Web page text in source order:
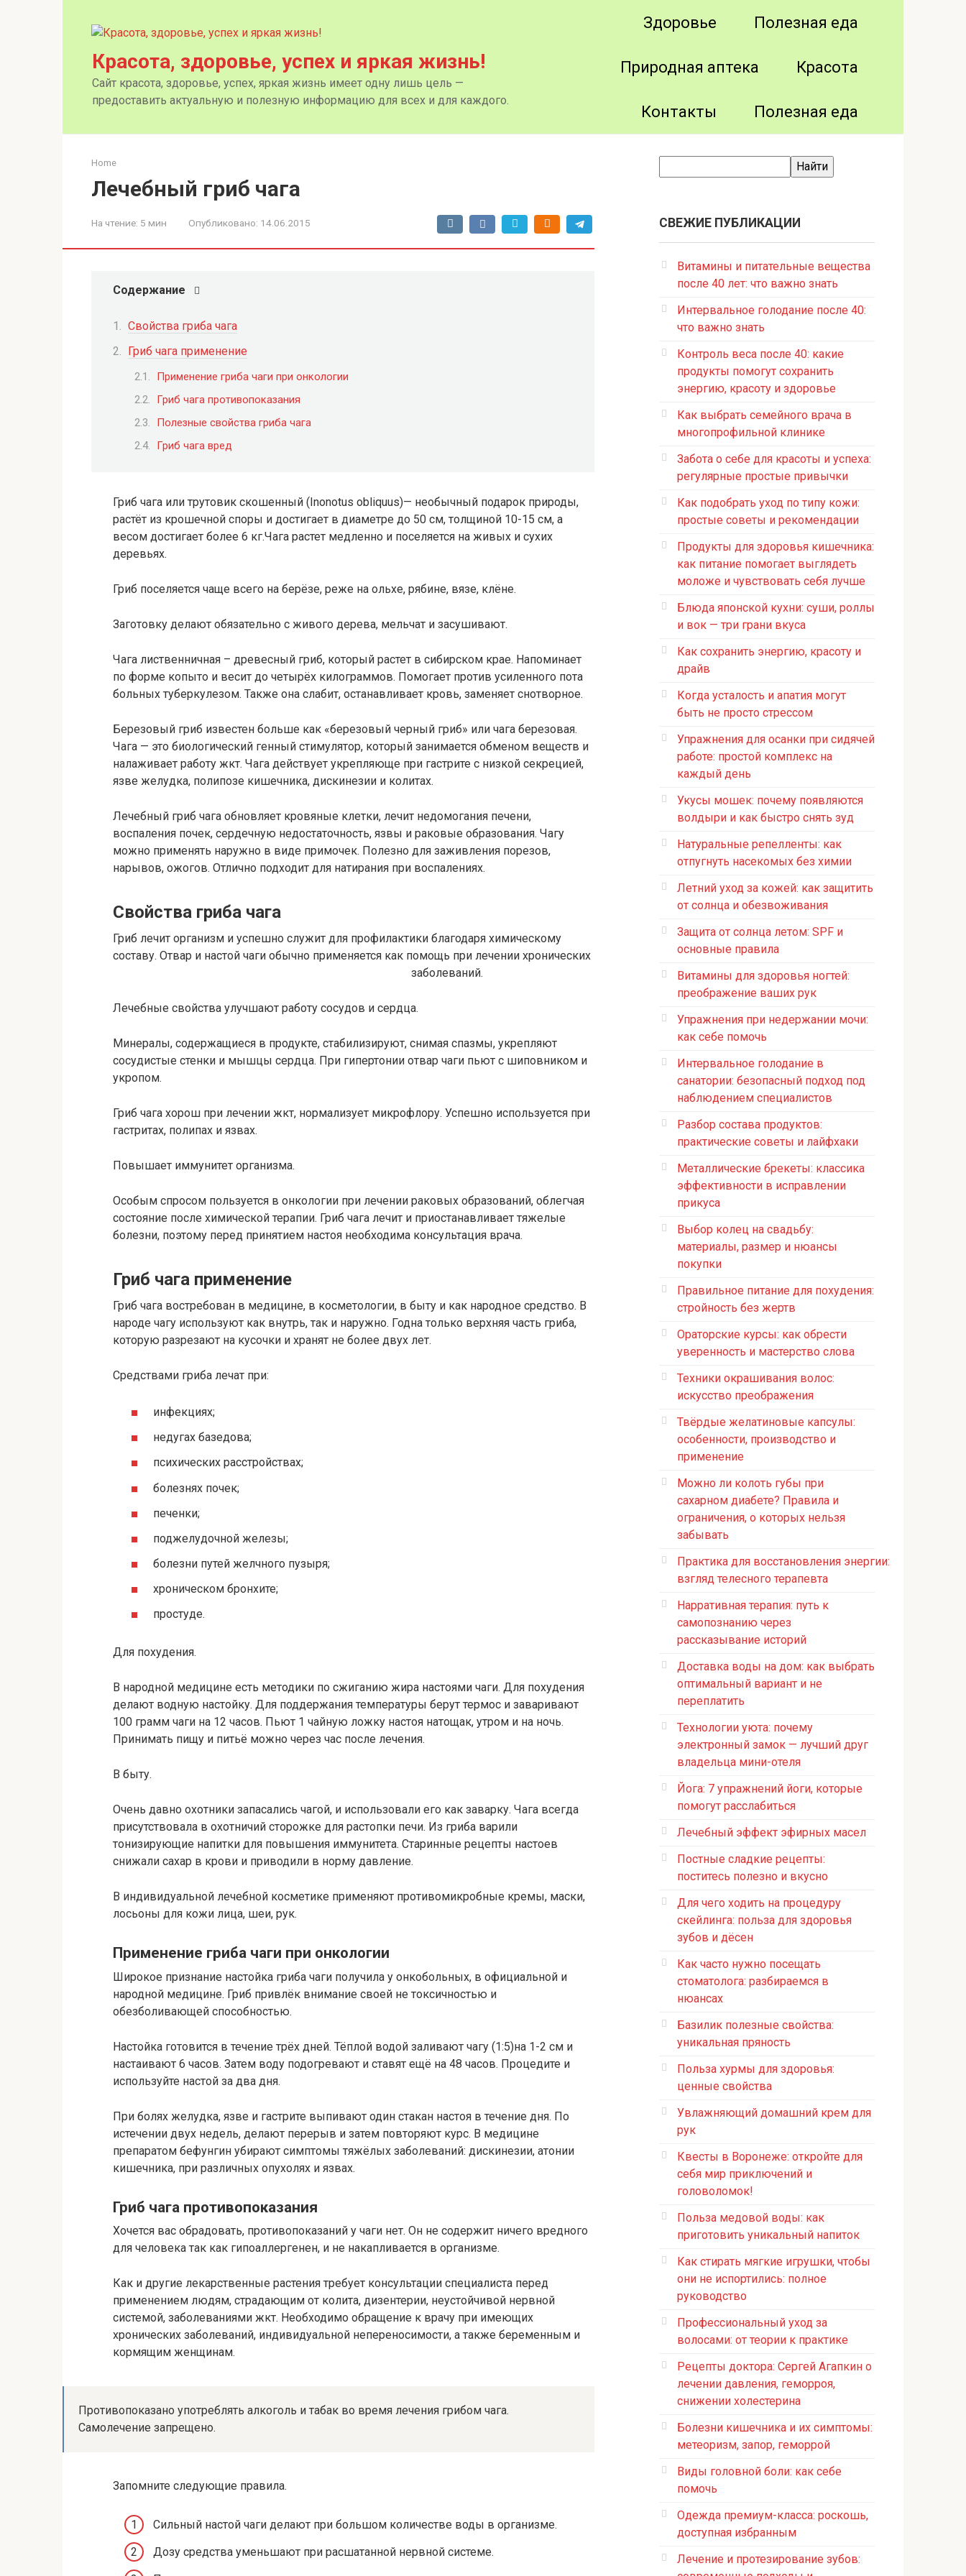
Красота, здоровье, успех и яркая жизнь!
Сайт красота, здоровье, успех, яркая жизнь имеет одну лишь цель —
предоставить актуальную и полезную информацию для всех и для каждого.
Здоровье Полезная еда
Природная аптека Красота
Контакты Полезная еда
Home
Лечебный гриб чага
На чтение: 5 мин Опубликовано: 14.06.2015
Содержание
Свойства гриба чага
Гриб чага применение
Применение гриба чаги при онкологии
Гриб чага противопоказания
Полезные свойства гриба чага
Гриб чага вред
Гриб чага или трутовик скошенный (Inonotus obliquus)— необычный подарок природы,
растёт из крошечной споры и достигает в диаметре до 50 см, толщиной 10-15 см, а
весом достигает более 6 кг.Чага растет медленно и поселяется на живых и сухих
деревьях.
Гриб поселяется чаще всего на берёзе, реже на ольхе, рябине, вязе, клёне.
Заготовку делают обязательно с живого дерева, мельчат и засушивают.
Чага лиственничная – древесный гриб, который растет в сибирском крае. Напоминает
по форме копыто и весит до четырёх килограммов. Помогает против усиленного пота
больных туберкулезом. Также она слабит, останавливает кровь, заменяет снотворное.
Березовый гриб известен больше как «березовый черный гриб» или чага березовая.
Чага — это биологический генный стимулятор, который занимается обменом веществ и
налаживает работу жкт. Чага действует укрепляюще при гастрите с низкой секрецией,
язве желудка, полипозе кишечника, дискинезии и колитах.
Лечебный гриб чага обновляет кровяные клетки, лечит недомогания печени,
воспаления почек, сердечную недостаточность, язвы и раковые образования. Чагу
можно применять наружно в виде примочек. Полезно для заживления порезов,
нарывов, ожогов. Отлично подходит для натирания при воспалениях.
Свойства гриба чага
Гриб лечит организм и успешно служит для профилактики благодаря химическому
составу. Отвар и настой чаги обычно применяется как помощь при лечении хронических
заболеваний.
Лечебные свойства улучшают работу сосудов и сердца.
Минералы, содержащиеся в продукте, стабилизируют, снимая спазмы, укрепляют
сосудистые стенки и мышцы сердца. При гипертонии отвар чаги пьют с шиповником и
укропом.
Гриб чага хорош при лечении жкт, нормализует микрофлору. Успешно используется при
гастритах, полипах и язвах.
Повышает иммунитет организма.
Особым спросом пользуется в онкологии при лечении раковых образований, облегчая
состояние после химической терапии. Гриб чага лечит и приостанавливает тяжелые
болезни, поэтому перед принятием настоя необходима консультация врача.
Гриб чага применение
Гриб чага востребован в медицине, в косметологии, в быту и как народное средство. В
народе чагу используют как внутрь, так и наружно. Годна только верхняя часть гриба,
которую разрезают на кусочки и хранят не более двух лет.
Средствами гриба лечат при:
инфекциях;
недугах базедова;
психических расстройствах;
болезнях почек;
печенки;
поджелудочной железы;
болезни путей желчного пузыря;
хроническом бронхите;
простуде.
Для похудения.
В народной медицине есть методики по сжиганию жира настоями чаги. Для похудения
делают водную настойку. Для поддержания температуры берут термос и заваривают
100 грамм чаги на 12 часов. Пьют 1 чайную ложку настоя натощак, утром и на ночь.
Принимать пищу и питьё можно через час после лечения.
В быту.
Очень давно охотники запасались чагой, и использовали его как заварку. Чага всегда
присутствовала в охотничий сторожке для растопки печи. Из гриба варили
тонизирующие напитки для повышения иммунитета. Старинные рецепты настоев
снижали сахар в крови и приводили в норму давление.
В индивидуальной лечебной косметике применяют противомикробные кремы, маски,
лосьоны для кожи лица, шеи, рук.
Применение гриба чаги при онкологии
Широкое признание настойка гриба чаги получила у онкобольных, в официальной и
народной медицине. Гриб привлёк внимание своей не токсичностью и
обезболивающей способностью.
Настойка готовится в течение трёх дней. Тёплой водой заливают чагу (1:5)на 1-2 см и
настаивают 6 часов. Затем воду подогревают и ставят ещё на 48 часов. Процедите и
используйте настой за два дня.
При болях желудка, язве и гастрите выпивают один стакан настоя в течение дня. По
истечении двух недель, делают перерыв и затем повторяют курс. В медицине
препаратом бефунгин убирают симптомы тяжёлых заболеваний: дискинезии, атонии
кишечника, при различных опухолях и язвах.
Гриб чага противопоказания
Хочется вас обрадовать, противопоказаний у чаги нет. Он не содержит ничего вредного
для человека так как гипоаллергенен, и не накапливается в организме.
Как и другие лекарственные растения требует консультации специалиста перед
применением людям, страдающим от колита, дизентерии, неустойчивой нервной
системой, заболеваниями жкт. Необходимо обращение к врачу при имеющих
хронических заболеваний, индивидуальной непереносимости, а также беременным и
кормящим женщинам.
Противопоказано употреблять алкоголь и табак во время лечения грибом чага.
Самолечение запрещено.
Запомните следующие правила.
Сильный настой чаги делают при большом количестве воды в организме.
Дозу средства уменьшают при расшатанной нервной системе.
СВЕЖИЕ ПУБЛИКАЦИИ
Витамины и питательные вещества
после 40 лет: что важно знать
Интервальное голодание после 40:
что важно знать
Контроль веса после 40: какие
продукты помогут сохранить
энергию, красоту и здоровье
Как выбрать семейного врача в
многопрофильной клинике
Забота о себе для красоты и успеха:
регулярные простые привычки
Как подобрать уход по типу кожи:
простые советы и рекомендации
Продукты для здоровья кишечника:
как питание помогает выглядеть
моложе и чувствовать себя лучше
Блюда японской кухни: суши, роллы
и вок — три грани вкуса
Как сохранить энергию, красоту и
драйв
Когда усталость и апатия могут
быть не просто стрессом
Упражнения для осанки при сидячей
работе: простой комплекс на
каждый день
Укусы мошек: почему появляются
волдыри и как быстро снять зуд
Натуральные репелленты: как
отпугнуть насекомых без химии
Летний уход за кожей: как защитить
от солнца и обезвоживания
Защита от солнца летом: SPF и
основные правила
Витамины для здоровья ногтей:
преображение ваших рук
Упражнения при недержании мочи:
как себе помочь
Интервальное голодание в
санатории: безопасный подход под
наблюдением специалистов
Разбор состава продуктов:
практические советы и лайфхаки
Металлические брекеты: классика
эффективности в исправлении
прикуса
Выбор колец на свадьбу:
материалы, размер и нюансы
покупки
Правильное питание для похудения:
стройность без жертв
Ораторские курсы: как обрести
уверенность и мастерство слова
Техники окрашивания волос:
искусство преображения
Твёрдые желатиновые капсулы:
особенности, производство и
применение
Можно ли колоть губы при
сахарном диабете? Правила и
ограничения, о которых нельзя
забывать
Практика для восстановления энергии:
взгляд телесного терапевта
Нарративная терапия: путь к
самопознанию через
рассказывание историй
Доставка воды на дом: как выбрать
оптимальный вариант и не
переплатить
Технологии уюта: почему
электронный замок — лучший друг
владельца мини-отеля
Йога: 7 упражнений йоги, которые
помогут расслабиться
Лечебный эффект эфирных масел
Постные сладкие рецепты:
поститесь полезно и вкусно
Для чего ходить на процедуру
скейлинга: польза для здоровья
зубов и дёсен
Как часто нужно посещать
стоматолога: разбираемся в
нюансах
Базилик полезные свойства:
уникальная пряность
Польза хурмы для здоровья:
ценные свойства
Увлажняющий домашний крем для
рук
Квесты в Воронеже: откройте для
себя мир приключений и
головоломок!
Польза медовой воды: как
приготовить уникальный напиток
Как стирать мягкие игрушки, чтобы
они не испортились: полное
руководство
Профессиональный уход за
волосами: от теории к практике
Рецепты доктора: Сергей Агапкин о
лечении давления, геморроя,
снижении холестерина
Болезни кишечника и их симптомы:
метеоризм, запор, геморрой
Виды головной боли: как себе
помочь
Одежда премиум-класса: роскошь,
доступная избранным
Лечение и протезирование зубов: